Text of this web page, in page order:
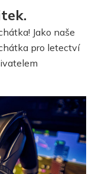
Jako naše
pro letectví